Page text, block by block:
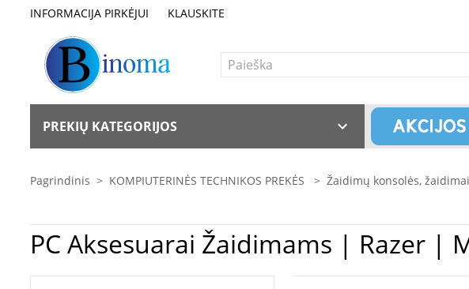
INFORMACIJA PIRKĖJUI KLAUSKITE
PREKIŲ KATEGORIJOS
Pagrindinis > KOMPIUTERINĖS TECHNIKOS PREKĖS > Žaidimų konsolės,
PC